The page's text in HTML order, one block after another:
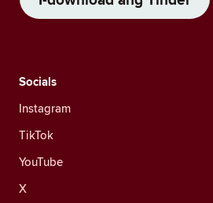
Socials
Instagram
TikTok
YouTube
X